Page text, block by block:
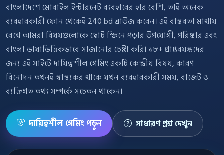
বাংলাদেশে মোবাইল ইন্টারনেট ব্যবহারের হার বেশি, তাই অনেক
ব্যবহারকারী ফোন থেকেই 240 bd ব্রাউজ করেন। এই বাস্তবতা মাথায়
রেখে আমরা বিষয়গুলোকে ছোট স্ক্রিনে পড়ার উপযোগী, পরিষ্কার এবং
বাংলা ভাষাভিত্তিকভাবে সাজানোর চেষ্টা করি। ১৮+ প্রাপ্তবয়স্কদের
জন্য এই সাইটে দায়িত্বশীল গেমিং একটি কেন্দ্রীয় বিষয়, কারণ
বিনোদন তখনই স্বাস্থ্যকর থাকে যখন ব্যবহারকারী সময়, বাজেট ও
ব্যক্তিগত তথ্য সম্পর্কে সচেতন থাকেন।
দায়িত্বশীল গেমিং পড়ুন সাধারণ প্রশ্ন দেখুন